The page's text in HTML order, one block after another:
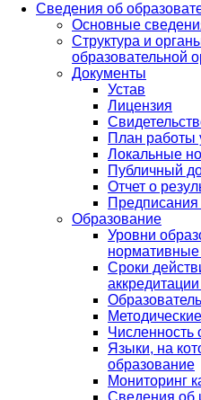
Сведения об
Основные
Структура и
образовательной
Документы
Устав
Лицензия
План работы
Локальные
Публичный
Отчет о
Предписания
Образование
Уровни
нормативные
Сроки
Численность
Языки, на
образование
Мониторинг
Сведения об